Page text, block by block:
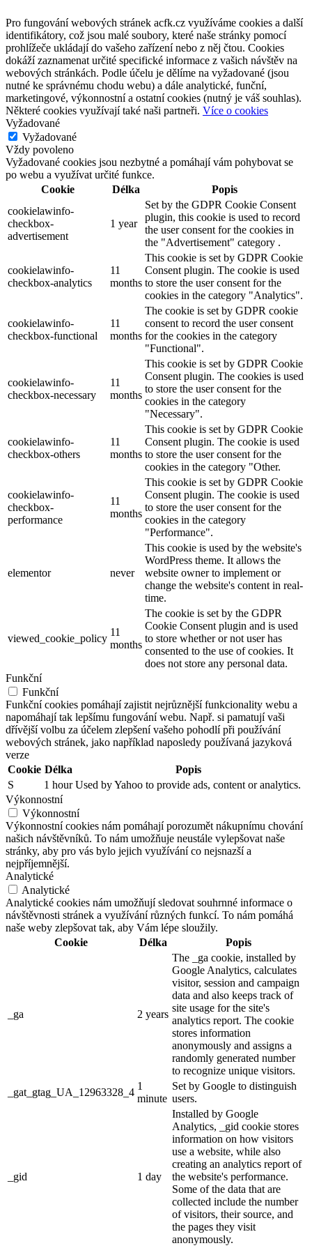
Pro fungování webových stránek acfk.cz využíváme cookies a další
identifikátory, což jsou malé soubory, které naše stránky pomocí
prohlížeče ukládají do vašeho zařízení nebo z něj čtou. Cookies
dokáží zaznamenat určité specifické informace z vašich návštěv na
webových stránkách. Podle účelu je dělíme na vyžadované (jsou
nutné ke správnému chodu webu) a dále analytické, funční,
marketingové, výkonnostní a ostatní cookies (nutný je váš souhlas).
Některé cookies využívají také naši partneři. Více o cookies
Vyžadované
Vyžadované
Vždy povoleno
Vyžadované cookies jsou nezbytné a pomáhají vám pohybovat se
po webu a využívat určité funkce.
Cookie
Délka
Popis
cookielawinfo-
checkbox-
advertisement
1 year
Set by the GDPR Cookie Consent
plugin, this cookie is used to record
the user consent for the cookies in
the "Advertisement" category .
cookielawinfo-
checkbox-analytics
11
months
This cookie is set by GDPR Cookie
Consent plugin. The cookie is used
to store the user consent for the
cookies in the category "Analytics".
cookielawinfo-
checkbox-functional
11
months
The cookie is set by GDPR cookie
consent to record the user consent
for the cookies in the category
"Functional".
cookielawinfo-
checkbox-necessary
11
months
This cookie is set by GDPR Cookie
Consent plugin. The cookies is used
to store the user consent for the
cookies in the category
"Necessary".
cookielawinfo-
checkbox-others
11
months
This cookie is set by GDPR Cookie
Consent plugin. The cookie is used
to store the user consent for the
cookies in the category "Other.
cookielawinfo-
checkbox-
performance
11
months
This cookie is set by GDPR Cookie
Consent plugin. The cookie is used
to store the user consent for the
cookies in the category
"Performance".
elementor never
This cookie is used by the website's
WordPress theme. It allows the
website owner to implement or
change the website's content in real-
time.
viewed_cookie_policy
11
months
The cookie is set by the GDPR
Cookie Consent plugin and is used
to store whether or not user has
consented to the use of cookies. It
does not store any personal data.
Funkční
Funkční
Funkční cookies pomáhají zajistit nejrůznější funkcionality webu a
napomáhají tak lepšímu fungování webu. Např. si pamatují vaši
dřívější volbu za účelem zlepšení vašeho pohodlí při používání
webových stránek, jako například naposledy používaná jazyková
verze
Cookie Délka
Popis
S
1 hour Used by Yahoo to provide ads, content or analytics.
Výkonnostní
Výkonnostní
Výkonnostní cookies nám pomáhají porozumět nákupnímu chování
našich návštěvníků. To nám umožňuje neustále vylepšovat naše
stránky, aby pro vás bylo jejich využívání co nejsnazší a
nejpříjemnější.
Analytické
Analytické
Analytické cookies nám umožňují sledovat souhrnné informace o
návštěvnosti stránek a využívání různých funkcí. To nám pomáhá
naše weby zlepšovat tak, aby Vám lépe sloužily.
Cookie
Délka Popis
_ga 2 years
The _ga cookie, installed by
Google Analytics, calculates
visitor, session and campaign
data and also keeps track of
site usage for the site's
analytics report. The cookie
stores information
anonymously and assigns a
randomly generated number
to recognize unique visitors.
_gat_gtag_UA_12963328_4
1
minute
Set by Google to distinguish
users.
_gid 1 day
Installed by Google
Analytics, _gid cookie stores
information on how visitors
use a website, while also
creating an analytics report of
the website's performance.
Some of the data that are
collected include the number
of visitors, their source, and
the pages they visit
anonymously.